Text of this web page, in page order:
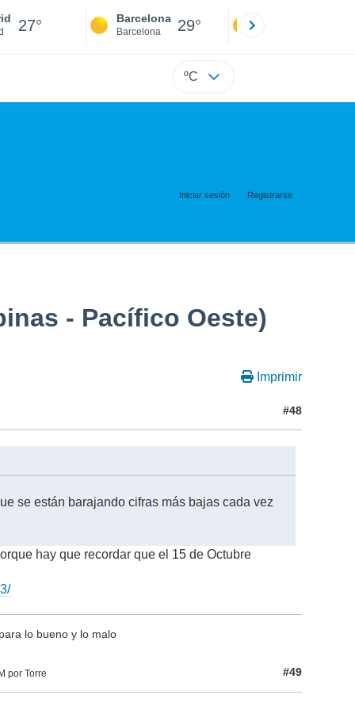
27° Barcelona
Barcelona 29°
ºC
Iniciar sesión Registrarse
- Pacífico Oeste)
Imprimir
#48
se están barajando cifras más bajas cada vez
hay que recordar que el 15 de Octubre
lo bueno y lo malo
por Torre #49